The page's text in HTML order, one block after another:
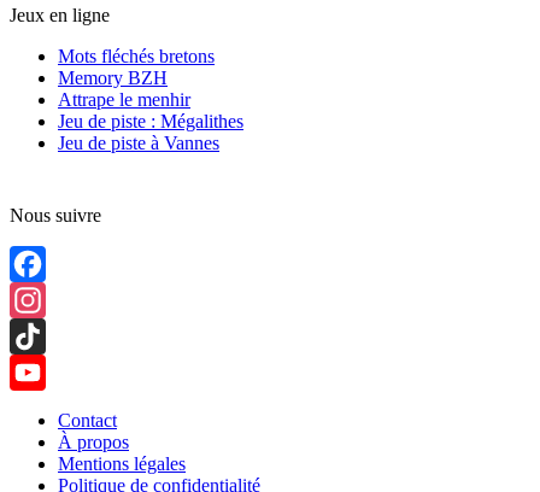
Jeux en ligne
Mots fléchés bretons
Memory BZH
Attrape le menhir
Jeu de piste : Mégalithes
Jeu de piste à Vannes
Nous suivre
Facebook
Instagram
TikTok
Channel
Contact
À propos
Mentions légales
Politique de confidentialité